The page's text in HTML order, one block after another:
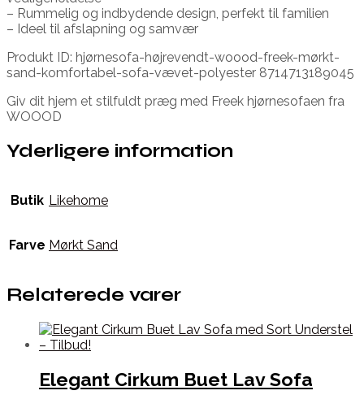
– Rummelig og indbydende design, perfekt til familien
– Ideel til afslapning og samvær
Produkt ID: hjørnesofa-højrevendt-woood-freek-mørkt-
sand-komfortabel-sofa-vævet-polyester 8714713189045
Giv dit hjem et stilfuldt præg med Freek hjørnesofaen fra
WOOOD
Yderligere information
Butik Likehome
Farve Mørkt Sand
Relaterede varer
Elegant Cirkum Buet Lav Sofa